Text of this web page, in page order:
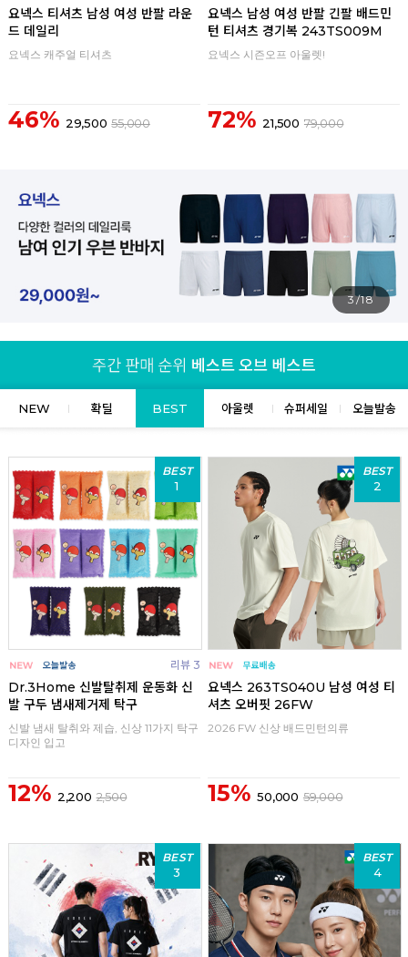
요넥스 티셔츠 남성 여성 반팔 라운
드 데일리
요넥스 캐주얼 티셔츠
46% 29,500 55,000
요넥스 남성 여성 반팔 긴팔 배드민
턴 티셔츠 경기복 243TS009M
요넥스 시즌오프 아울렛!
72% 21,500 79,000
4/18
NEW 확딜 BEST 아울렛 슈퍼세일 오늘발송
BEST
1
리뷰 3
Dr.3Home 신발탈취제 운동화 신
발 구두 냄새제거제 탁구
신발 냄새 탈취와 제습, 신상 11가지 탁구
디자인 입고
12% 2,200 2,500
BEST
2
요넥스 263TS040U 남성 여성 티
셔츠 오버핏 26FW
2026 FW 신상 배드민턴의류
15% 50,000 59,000
BEST
3
BEST
4